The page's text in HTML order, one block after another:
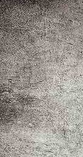
_MG_1948-2